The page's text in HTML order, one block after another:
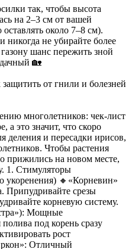
так, чтобы высота
на 2–3 см от вашей
около 7–8 см).
никогда не убирайте более
шанс пережить зной
🏡
от гнили и болезней
многолетников: чек-лист
а это значит, что скоро
деления и пересадки ирисов,
Чтобы растения
прижились на новом месте,
1. Стимуляторы
укоренения) 🔸«Корневин»
Припудривайте срезы
корневую систему.
Мощные
под корень сразу
рост
Отличный